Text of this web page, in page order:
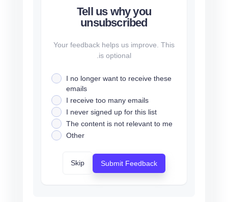
Tell us why you
unsubscribed
Your feedback helps us improve. This
is optional.
I no longer want to receive these
emails
I receive too many emails
I never signed up for this list
The content is not relevant to me
Other
Submit Feedback
Skip